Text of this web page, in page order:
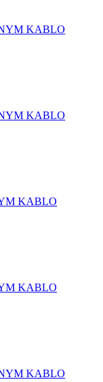
KABLO
KABLO
KABLO
KABLO
KABLO